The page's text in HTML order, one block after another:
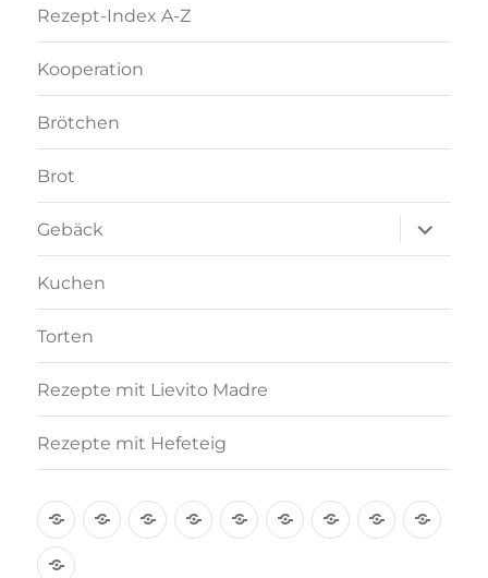
Rezept-Index A-Z
Kooperation
Brötchen
Brot
Gebäck
anzeigen
Kuchen
Torten
Rezepte mit Lievito Madre
Rezepte mit Hefeteig
Über Rezept-Kooperation
Brötchen
Brot GebäckKuchenTorten
Rezepte